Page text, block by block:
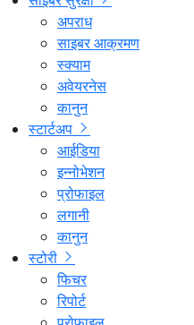
अपराध
साइबर आक्रमण
स्क्याम
अवेयरनेस
कानुन
स्टार्टअप
आईडिया
इन्नोभेशन
प्रोफाइल
लगानी
कानुन
स्टोरी
फिचर
रिपोर्ट